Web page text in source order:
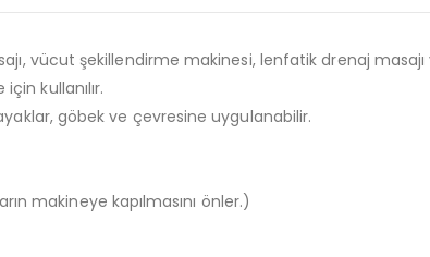
vücut şekillendirme makinesi, lenfatik drenaj masajı
kullanılır.
göbek ve çevresine uygulanabilir.
makineye kapılmasını önler.)